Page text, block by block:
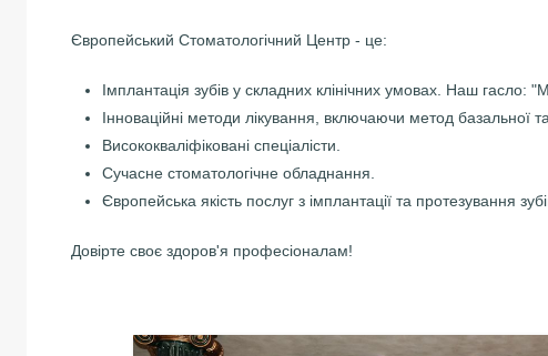
Європейський Стоматологічний Центр - це:
Імплантація зубів у складних клінічних умовах. Наш
Інноваційні методи лікування, включаючи метод базальної
Висококваліфіковані спеціалісти.
Сучасне стоматологічне обладнання.
Європейська якість послуг з імплантації та протезування
Довірте своє здоров'я професіоналам!